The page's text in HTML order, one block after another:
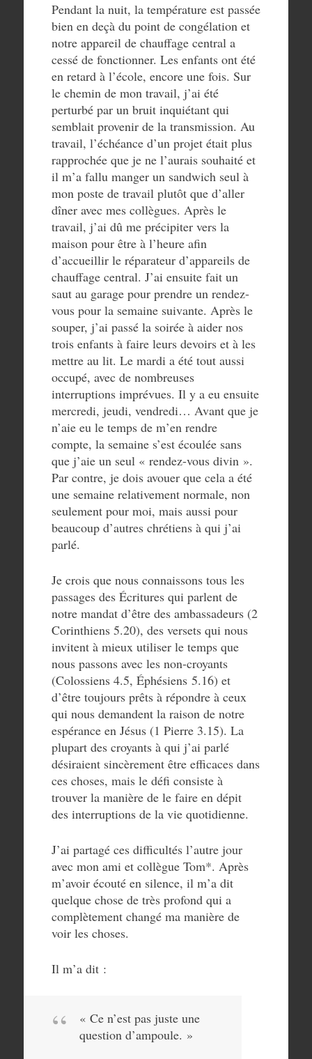
Pendant la nuit, la température est passée
bien en deçà du point de congélation et
notre appareil de chauffage central a
cessé de fonctionner. Les enfants ont été
en retard à l’école, encore une fois. Sur
le chemin de mon travail, j’ai été
perturbé par un bruit inquiétant qui
semblait provenir de la transmission. Au
travail, l’échéance d’un projet était plus
rapprochée que je ne l’aurais souhaité et
il m’a fallu manger un sandwich seul à
mon poste de travail plutôt que d’aller
dîner avec mes collègues. Après le
travail, j’ai dû me précipiter vers la
maison pour être à l’heure afin
d’accueillir le réparateur d’appareils de
chauffage central. J’ai ensuite fait un
saut au garage pour prendre un rendez-
vous pour la semaine suivante. Après le
souper, j’ai passé la soirée à aider nos
trois enfants à faire leurs devoirs et à les
mettre au lit. Le mardi a été tout aussi
occupé, avec de nombreuses
interruptions imprévues. Il y a eu ensuite
mercredi, jeudi, vendredi… Avant que je
n’aie eu le temps de m’en rendre
compte, la semaine s’est écoulée sans
que j’aie un seul « rendez-vous divin ».
Par contre, je dois avouer que cela a été
une semaine relativement normale, non
seulement pour moi, mais aussi pour
beaucoup d’autres chrétiens à qui j’ai
parlé.
Je crois que nous connaissons tous les
passages des Écritures qui parlent de
notre mandat d’être des ambassadeurs (2
Corinthiens 5.20), des versets qui nous
invitent à mieux utiliser le temps que
nous passons avec les non-croyants
(Colossiens 4.5, Éphésiens 5.16) et
d’être toujours prêts à répondre à ceux
qui nous demandent la raison de notre
espérance en Jésus (1 Pierre 3.15). La
plupart des croyants à qui j’ai parlé
désiraient sincèrement être efficaces dans
ces choses, mais le défi consiste à
trouver la manière de le faire en dépit
des interruptions de la vie quotidienne.
J’ai partagé ces difficultés l’autre jour
avec mon ami et collègue Tom*. Après
m’avoir écouté en silence, il m’a dit
quelque chose de très profond qui a
complètement changé ma manière de
voir les choses.
Il m’a dit :
« Ce n’est pas juste une
question d’ampoule. »